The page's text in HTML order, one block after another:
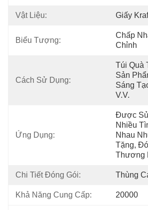
Vật Liệu: Giấy
Biểu Tượng:
Chấp
Chỉnh
Cách Sử Dụng:
Túi Quà
Sản
Sáng
V.v.
Ứng Dụng:
Được
Nhiều
Nhau
Tặng,
Thương
Chi Tiết Đóng Gói: Thùng
Khả Năng Cung Cấp: 20000